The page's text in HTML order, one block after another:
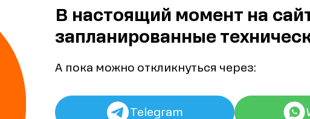
В настоящий момент на
запланированные
А пока можно откликнуться через:
Telegram